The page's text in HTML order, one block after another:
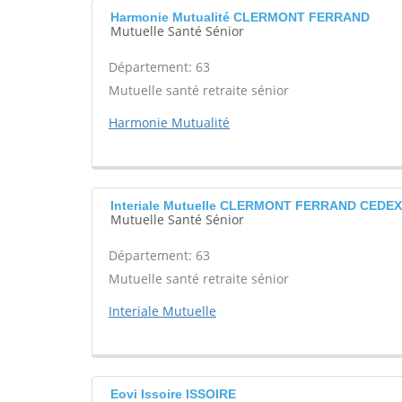
Harmonie Mutualité CLERMONT FERRAND
Mutuelle Santé Sénior
Département: 63
Mutuelle santé retraite sénior
Harmonie Mutualité
Interiale Mutuelle CLERMONT FERRAND
Mutuelle Santé Sénior
Département: 63
Mutuelle santé retraite sénior
Interiale Mutuelle
Eovi Issoire ISSOIRE